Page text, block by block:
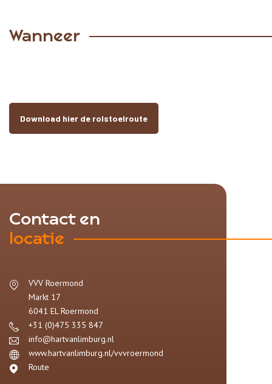
Wanneer
Download hier de rolstoelroute
Contact en
locatie
VVV Roermond
Markt 17
6041 EL Roermond
+31 (0)475 335 847
info@hartvanlimburg.nl
www.hartvanlimburg.nl/vvvroermond
Route